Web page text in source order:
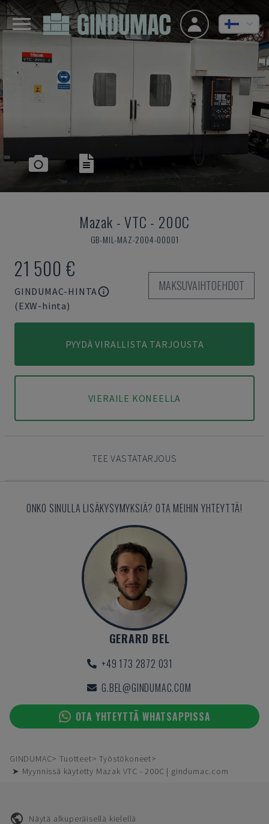
Mazak -VTC - 200C
GB-MIL-MAZ-2004-00001
21 500 €
GINDUMAC-HINTA
(EXW-hinta)
MAKSUVAIHTOEHDOT
PYYDÄ VIRALLISTA TARJOUSTA
VIERAILE KONEELLA
TEE VASTATARJOUS
ONKO SINULLA LISÄKYSYMYKSIÄ? OTA MEIHIN YHTEYTTÄ!
GERARD BEL
+49 173 2872 031
G.BEL@GINDUMAC.COM
OTA YHTEYTTÄ WHATSAPPISSA
GINDUMAC Tuotteet
Työstökoneet
➤ Myynnissä käytetty Mazak VTC - 200C | gindumac.com
Näytä alkuperäisellä kielellä